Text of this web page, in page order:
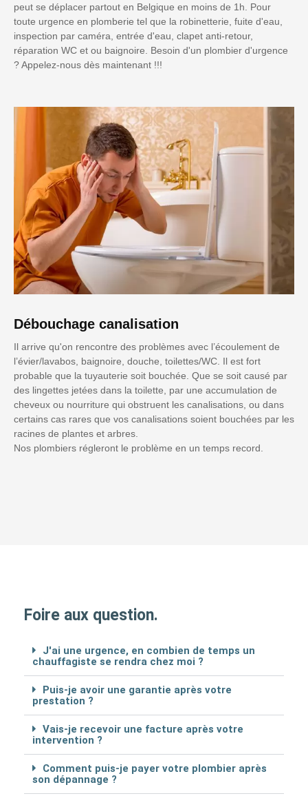
peut se déplacer partout en Belgique en moins de 1h. Pour
toute urgence en plomberie tel que la robinetterie, fuite d'eau,
inspection par caméra, entrée d'eau, clapet anti-retour,
réparation WC et ou baignoire. Besoin d'un plombier d'urgence
? Appelez-nous dès maintenant !!!
Débouchage canalisation
Il arrive qu'on rencontre des problèmes avec l’écoulement de
l’évier/lavabos, baignoire, douche, toilettes/WC. Il est fort
probable que la tuyauterie soit bouchée. Que se soit causé par
des lingettes jetées dans la toilette, par une accumulation de
cheveux ou nourriture qui obstruent les canalisations, ou dans
certains cas rares que vos canalisations soient bouchées par les
racines de plantes et arbres.
Nos plombiers régleront le problème en un temps record.
Foire aux question.
J'ai une urgence, en combien de temps un
chauffagiste se rendra chez moi ?
Puis-je avoir une garantie après votre
prestation ?
Vais-je recevoir une facture après votre
intervention ?
Comment puis-je payer votre plombier après
son dépannage ?